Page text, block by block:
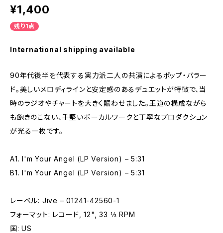
¥1,400
残り1点
International shipping available
90年代後半を代表する実力派二人の共演によるポップ・バラー
ド。美しいメロディラインと安定感のあるデュエットが特徴で、当
時のラジオやチャートを大きく賑わせました。王道の構成ながら
も飽きのこない、手堅いボーカルワークと丁寧なプロダクション
が光る一枚です。
A1. I'm Your Angel (LP Version) – 5:31
B1. I'm Your Angel (LP Version) – 5:31
レーベル: Jive – 01241-42560-1
フォーマット: レコード, 12", 33 ⅓ RPM
国: US